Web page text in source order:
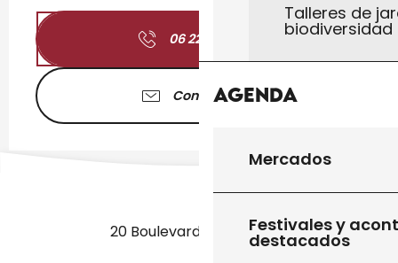
Talleres de
biodiversidad
Agenda
Mercados
Festivales y
destacados
06 22 93 35
Contáctenos
20 Boulevard des Martyrs